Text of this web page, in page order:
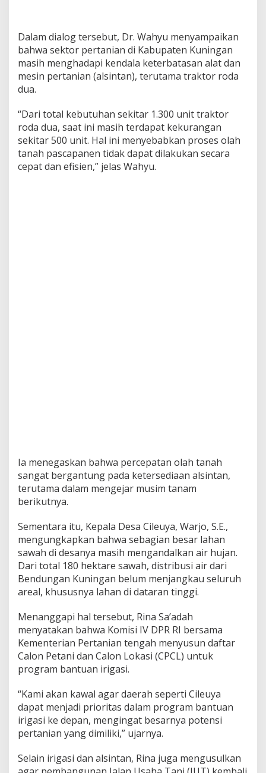
Dalam dialog tersebut, Dr. Wahyu menyampaikan
bahwa sektor pertanian di Kabupaten Kuningan
masih menghadapi kendala keterbatasan alat dan
mesin pertanian (alsintan), terutama traktor roda
dua.
“Dari total kebutuhan sekitar 1.300 unit traktor
roda dua, saat ini masih terdapat kekurangan
sekitar 500 unit. Hal ini menyebabkan proses olah
tanah pascapanen tidak dapat dilakukan secara
cepat dan efisien,” jelas Wahyu.
Ia menegaskan bahwa percepatan olah tanah
sangat bergantung pada ketersediaan alsintan,
terutama dalam mengejar musim tanam
berikutnya.
Sementara itu, Kepala Desa Cileuya, Warjo, S.E.,
mengungkapkan bahwa sebagian besar lahan
sawah di desanya masih mengandalkan air hujan.
Dari total 180 hektare sawah, distribusi air dari
Bendungan Kuningan belum menjangkau seluruh
areal, khususnya lahan di dataran tinggi.
Menanggapi hal tersebut, Rina Sa’adah
menyatakan bahwa Komisi IV DPR RI bersama
Kementerian Pertanian tengah menyusun daftar
Calon Petani dan Calon Lokasi (CPCL) untuk
program bantuan irigasi.
“Kami akan kawal agar daerah seperti Cileuya
dapat menjadi prioritas dalam program bantuan
irigasi ke depan, mengingat besarnya potensi
pertanian yang dimiliki,” ujarnya.
Selain irigasi dan alsintan, Rina juga mengusulkan